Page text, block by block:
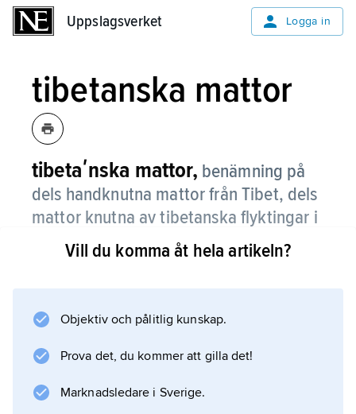
Uppslagsverket Logga in
tibetanska mattor
tibetaʹnska mattor, benämning på
dels handknutna mattor från Tibet, dels
mattor knutna av tibetanska flyktingar i
främst Nepal.
och i templen. Mönstren har stor likhet med
produktionen från Nepal består till stor del av
pastellfärgade mattor med moderna
västerländska mönster.
Vill du komma åt hela artikeln?
Objektiv och pålitlig kunskap.
Prova det, du kommer att gilla det!
Marknadsledare i Sverige.